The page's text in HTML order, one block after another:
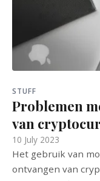
STUFF
Problemen
van
10 July 2023
Het gebruik van
ontvangen van